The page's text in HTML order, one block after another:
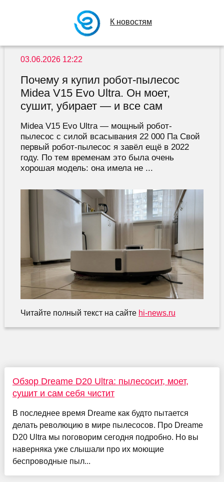
К новостям
03.06.2026 12:22
Почему я купил робот-пылесос
Midea V15 Evo Ultra. Он моет,
сушит, убирает — и все сам
Midea V15 Evo Ultra — мощный робот-
пылесос с силой всасывания 22 000 Па Свой
первый робот-пылесос я завёл ещё в 2022
году. По тем временам это была очень
хорошая модель: она имела не ...
Читайте полный текст на сайте hi-news.ru
Обзор Dreame D20 Ultra: пылесосит, моет,
сушит и сам себя чистит
В последнее время Dreame как будто пытается
делать революцию в мире пылесосов. Про Dreame
D20 Ultra мы поговорим сегодня подробно. Но вы
наверняка уже слышали про их моющие
беспроводные пыл...